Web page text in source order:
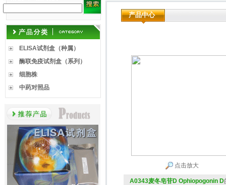
ELISA试剂盒（种属）
酶联免疫试剂盒（系列）
细胞株
中药对照品
产品中心
点击放大
A0343麦冬皂苷D Ophiopogonin D